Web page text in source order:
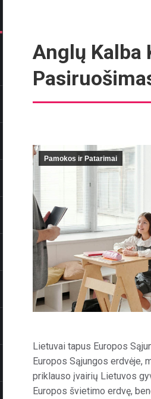
Anglų Kalba
Pamokos ir Patarimai
Lietuvai tapus Europos
Europos Sąjungos erdvėje,
priklauso įvairių Lietuvos
Europos švietimo erdvę,